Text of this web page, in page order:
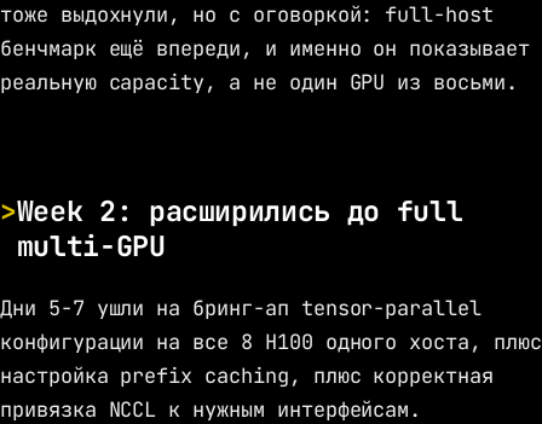
тоже выдохнули, но с оговоркой: full-host
бенчмарк ещё впереди, и именно он показывает
реальную capacity, а не один GPU из восьми.
Week 2: расширились до full
multi-GPU
Дни 5-7 ушли на бринг-ап tensor-parallel
конфигурации на все 8 H100 одного хоста, плюс
настройка prefix caching, плюс корректная
привязка NCCL к нужным интерфейсам.